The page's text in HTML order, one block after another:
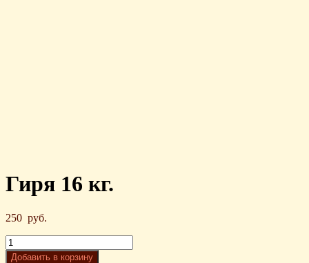
Гиря 16 кг.
250 руб.
Добавить в корзину